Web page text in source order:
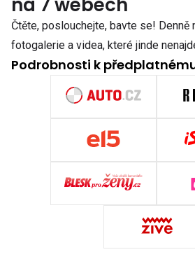
Čtěte, poslouchejte, bavte se! Denně
fotogalerie a videa, které jinde
Podrobnosti k